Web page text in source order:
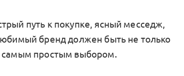
путь к покупке, ясный месседж,
бренд должен быть не только
простым выбором.